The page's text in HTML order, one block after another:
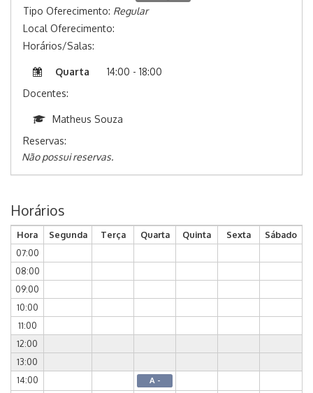
Tipo Oferecimento: Regular
Local Oferecimento:
Horários/Salas:
Quarta
14:00 - 18:00
Docentes:
Matheus Souza
Reservas:
Não possui reservas.
Horários
Hora Segunda Terça Quarta Quinta Sexta
Sábado
07:00
08:00
09:00
10:00
11:00
12:00
13:00
14:00
A -